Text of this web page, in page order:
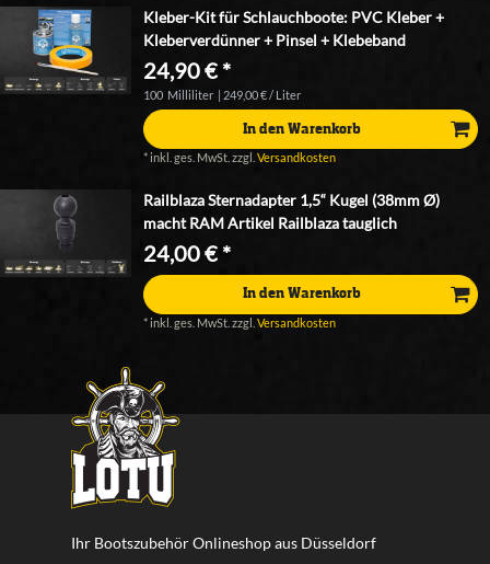
Kleber-Kit für Schlauchboote: PVC Kleber +
Kleberverdünner + Pinsel + Klebeband
24,90 € *
100 Milliliter | 249,00 € / Liter
In den Warenkorb
*inkl. ges. MwSt. zzgl.Versandkosten
Railblaza Sternadapter 1,5“ Kugel (38mm Ø)
macht RAM Artikel Railblaza tauglich
24,00 € *
In den Warenkorb
*inkl. ges. MwSt. zzgl.Versandkosten
Ihr Bootszubehör Onlineshop aus Düsseldorf